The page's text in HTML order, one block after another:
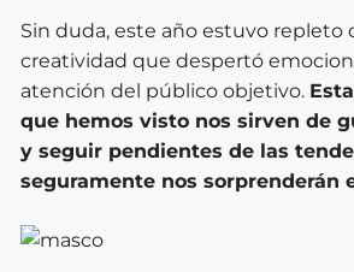
Sin duda, este año estuvo repleto
creatividad que despertó
atención del público objetivo.
que hemos visto nos sirven de
y seguir pendientes de las
seguramente nos sorprenderán